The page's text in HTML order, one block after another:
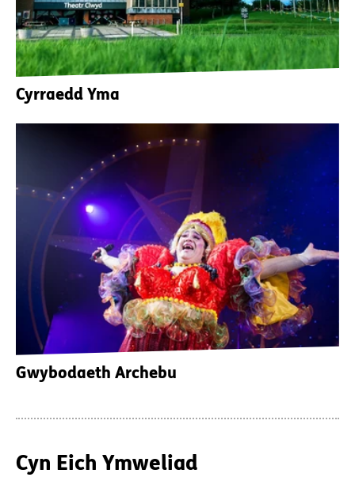
Cyrraedd Yma
Gwybodaeth Archebu
Cyn Eich Ymweliad